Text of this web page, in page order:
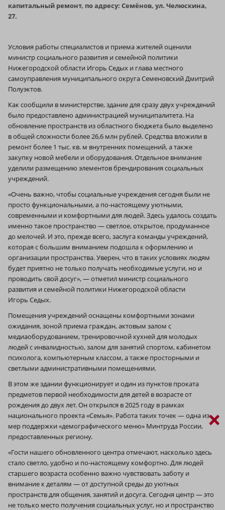
капитальный ремонт, по адресу: Семёнов, ул. Челюскина,
27.
Условия работы специалистов и приема жителей оценили
министр социального развития и семейной политики
Нижегородской области Игорь Седых и глава местного
самоуправления муниципального округа Семеновский Дмитрий
Полуэктов.
Как сообщили в министерстве, здание для сразу двух учреждений
было предоставлено администрацией муниципалитета. На
обновление пространств из областного бюджета было выделено
в общей сложности более 26,6 млн рублей. Средства вложили в
ремонт более 1 тыс. кв. м внутренних помещений, а также
закупку новой мебели и оборудования. Отдельное внимание
уделили размещению элементов брендирования социальных
учреждений.
«Очень важно, чтобы социальные учреждения сегодня были не
просто функциональными, а по-настоящему уютными,
современными и комфортными для людей. Здесь удалось создать
именно такое пространство — светлое, открытое, продуманное
до мелочей. И это, прежде всего, заслуга команды учреждений,
которая с большим вниманием подошла к оформлению и
организации пространства. Уверен, что в таких условиях людям
будет приятно не только получать необходимые услуги, но и
проводить свой досуг», — отметил министр социального
развития и семейной политики Нижегородской области
Игорь Седых.
Помещения учреждений оснащены комфортными зонами
ожидания, зоной приема граждан, актовым залом с
медиаоборудованием, тренировочной кухней для молодых
людей с инвалидностью, залом для занятий спортом, кабинетом
психолога, компьютерным классом, а также просторными и
светлыми административными помещениями.
В этом же здании функционирует и один из пунктов проката
предметов первой необходимости для детей в возрасте от
рождения до двух лет. Он открылся в 2025 году в рамках
национального проекта «Семья». Работа таких точек — одна из
мер поддержки «демографического меню» Минтруда России,
предоставленных региону.
«Гости нашего обновленного центра отмечают, насколько здесь
стало светло, удобно и по-настоящему комфортно. Для людей
старшего возраста особенно важно чувствовать заботу и
внимание к деталям — от доступной среды до уютных
пространств для общения, занятий и досуга. Сегодня центр — это
не только место получения социальных услуг, но и пространство
×